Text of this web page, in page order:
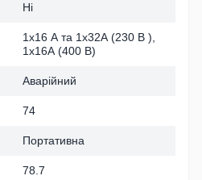
Ні
1х16 А та 1х32А (230 В ),
1х16А (400 В)
Аварійний
74
Портативна
78.7